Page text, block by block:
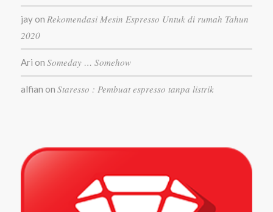
jayon Rekomendasi Mesin Espresso Untuk di rumah Tahun
2020
Ari on Someday … Somehow
alfian on Staresso : Pembuat espresso tanpa listrik